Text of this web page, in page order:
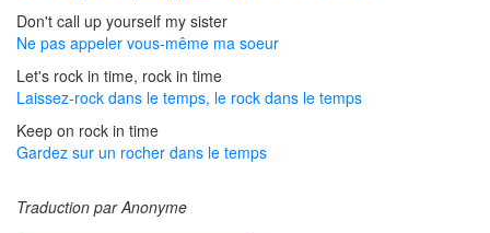
Don't call up yourself my sister
Ne pas appeler vous-même ma soeur
Let's rock in time, rock in time
Laissez-rock dans le temps, le rock dans le temps
Keep on rock in time
Gardez sur un rocher dans le temps
Traduction par Anonyme